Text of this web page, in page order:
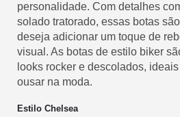
personalidade. Com detalhes
solado tratorado, essas botas
deseja adicionar um toque de
visual. As botas de estilo biker
looks rocker e descolados,
ousar na moda.
Estilo Chelsea